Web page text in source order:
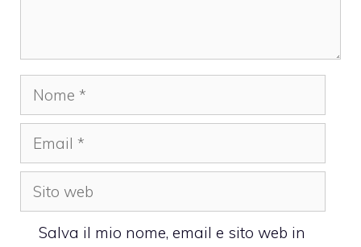
Nome
Email
Sito
web
Salva il mio nome, email e sito web in